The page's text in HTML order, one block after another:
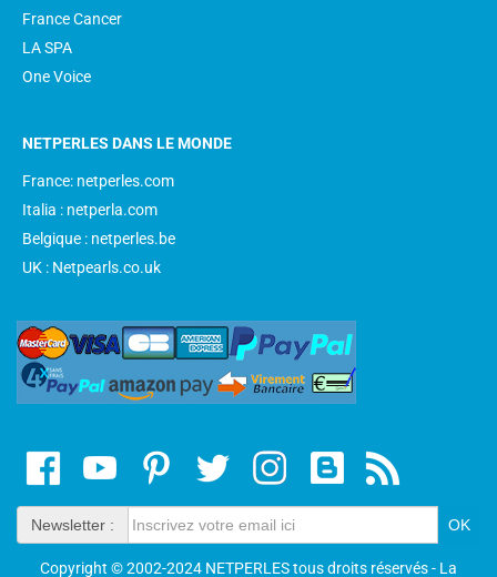
France Cancer
LA SPA
One Voice
NETPERLES DANS LE MONDE
France: netperles.com
Italia : netperla.com
Belgique : netperles.be
UK : Netpearls.co.uk
Newsletter :
Copyright © 2002-2024 NETPERLES tous droits réservés - La